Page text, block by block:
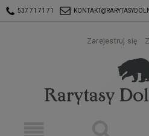
537 71 71 71
Zarejestruj się